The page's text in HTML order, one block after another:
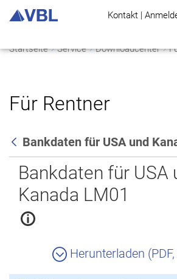
Kontakt |
Startseite Service Downloadcenter
Für Rentner
Zurück
Bankdaten für USA und
Bankdaten für USA
Kanada LM01
Herunterladen